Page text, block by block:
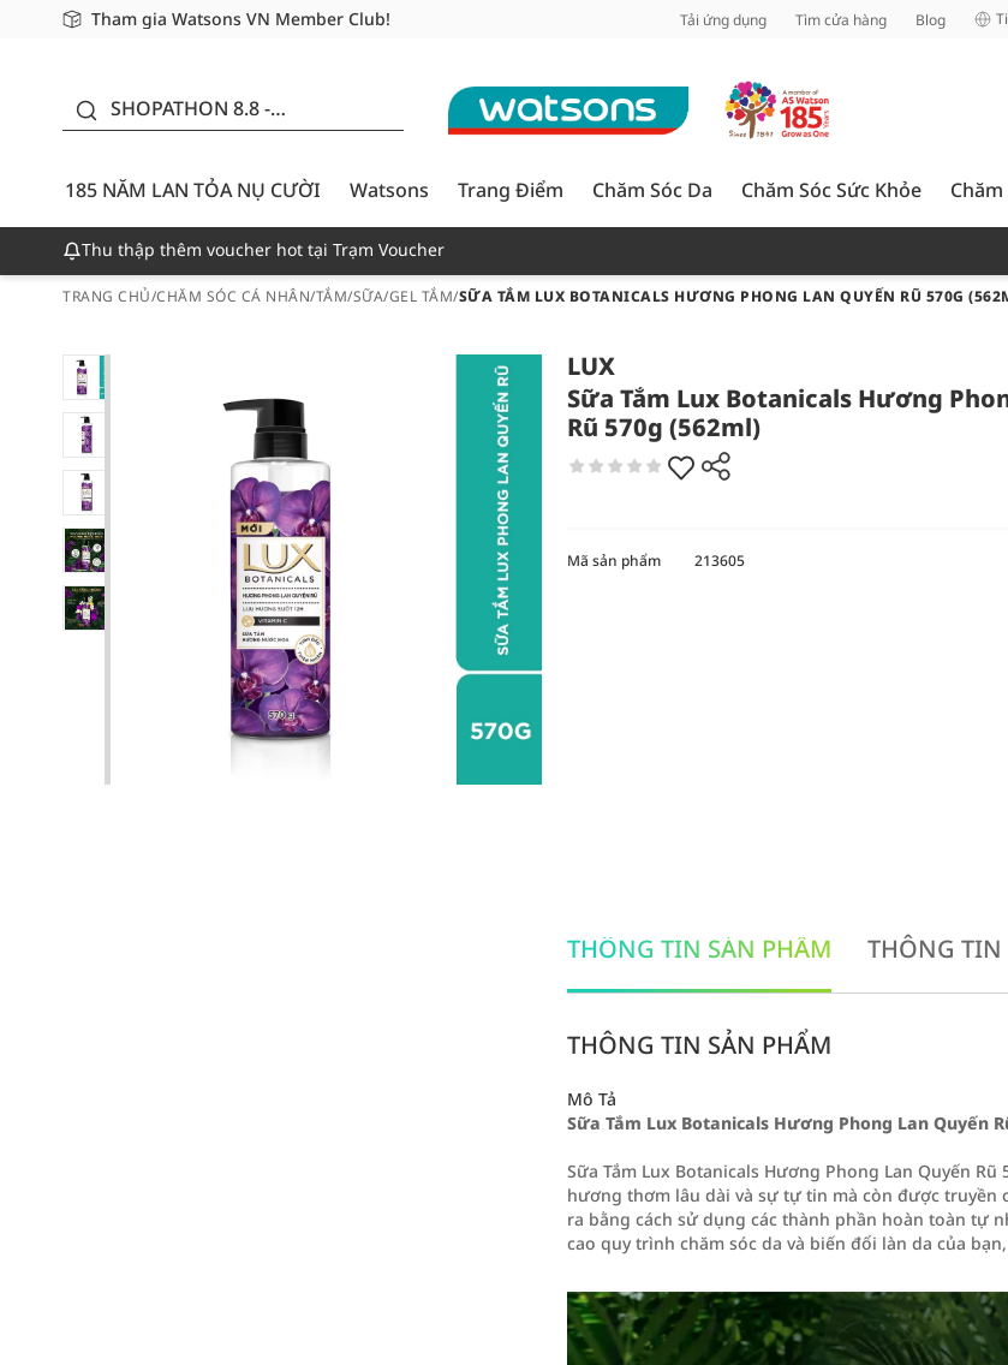
Tham gia Watsons VN Member Club!
Miễn phí giao hàng cho đơn hàng từ 249,000Đ
Giao hàng nhanh 24h - Áp dụng khu vực TP. Hồ Chí Minh Tải ứng dụng Tìm cửa hàng Blog
SHOPATHON 8.8 -
CƯỜI - GIẢM ĐẾN
50%
185 NĂM LAN TỎA NỤ CƯỜI
Watsons Trang Điểm Chăm Sóc Da Chăm Sóc Sức Khỏe Chăm
Thu thập thêm voucher hot tại Trạm Voucher
TRANG CHỦ/CHĂM SÓC CÁ NHÂN/TẮM/SỮA/GEL TẮM/SỮA TẮM LUX BOTANICALS HƯƠNG PHONG LAN QUYẾN RŨ 570G
LUX
Sữa Tắm Lux Botanicals Hương
Rũ 570g (562ml)
Mã sản phẩm 213605
THÔNG TIN SẢN PHẨM THÔNG
THÔNG TIN SẢN PHẨM
Mô Tả
Sữa Tắm Lux Botanicals Hương Phong Lan Quyến
Sữa Tắm Lux Botanicals Hương Phong Lan Quyến
hương thơm lâu dài và sự tự tin mà còn được truyền
ra bằng cách sử dụng các thành phần hoàn toàn tự
cao quy trình chăm sóc da và biến đổi làn da của